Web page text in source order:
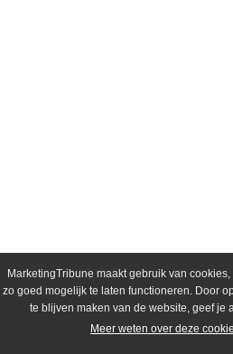
MarketingTribune maakt gebruik van
zo goed mogelijk te laten functioneren. Door
te blijven maken van de website, geef je
Meer weten over deze